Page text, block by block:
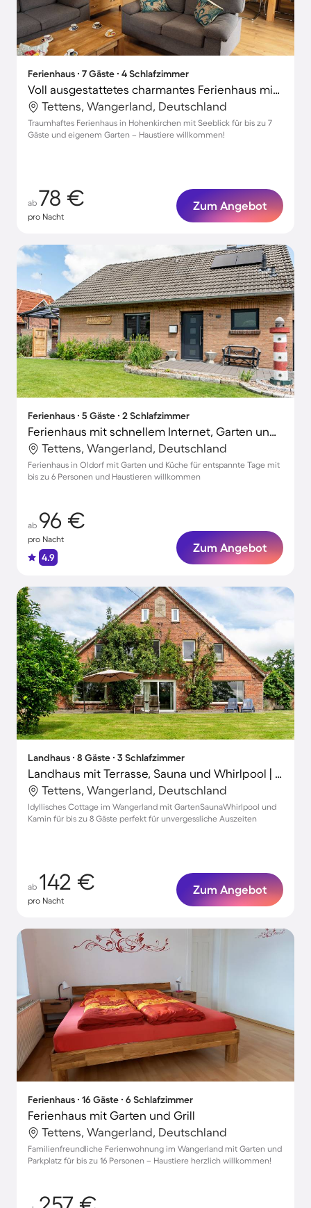
Ferienhaus ∙ 7 Gäste ∙ 4 Schlafzimmer
Voll ausgestattetes charmantes Ferienhaus mit Garten | Seeblick | Nah am Strand | Haustiere erlaubt
Tettens, Wangerland, Deutschland
Traumhaftes Ferienhaus in Hohenkirchen mit Seeblick für bis zu 7
Gäste und eigenem Garten – Haustiere willkommen!
ab 78 €
pro Nacht
Zum Angebot
Ferienhaus ∙ 5 Gäste ∙ 2 Schlafzimmer
Ferienhaus mit schnellem Internet, Garten und Grill | Gartenblick
Tettens, Wangerland, Deutschland
Ferienhaus in Oldorf mit Garten und Küche für entspannte Tage mit
bis zu 6 Personen und Haustieren willkommen
ab 96 €
pro Nacht
4.9
Zum Angebot
Landhaus ∙ 8 Gäste ∙ 3 Schlafzimmer
Landhaus mit Terrasse, Sauna und Whirlpool | Gartenblick | Perfekt für die Arbeit von Zuhause
Tettens, Wangerland, Deutschland
Idyllisches Cottage im Wangerland mit GartenSaunaWhirlpool und
Kamin für bis zu 8 Gäste perfekt für unvergessliche Auszeiten
ab 142 €
pro Nacht
Zum Angebot
Ferienhaus ∙ 16 Gäste ∙ 6 Schlafzimmer
Ferienhaus mit Garten und Grill
Tettens, Wangerland, Deutschland
Familienfreundliche Ferienwohnung im Wangerland mit Garten und
Parkplatz für bis zu 16 Personen – Haustiere herzlich willkommen!